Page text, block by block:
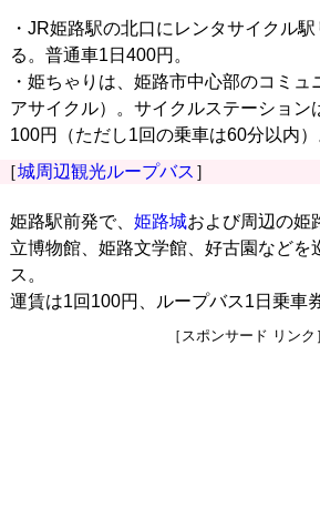
・JR姫路駅の北口にレンタサイクル
る。普通車1日400円。
・姫ちゃりは、姫路市中心部のコミュ
アサイクル）。サイクルステーション
100円（ただし1回の乗車は60分以内）
［城周辺観光ループバス ］
姫路駅前発で、 姫路城および周辺の姫
立博物館、姫路文学館、好古園などを
ス。
運賃は1回100円、ループバス1日乗車
［スポンサード リンク］